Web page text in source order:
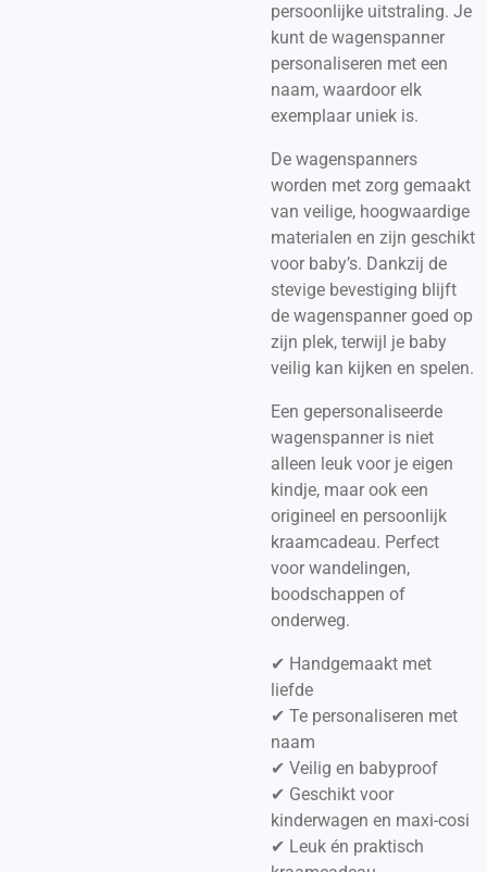
persoonlijke uitstraling. Je
kunt de wagenspanner
personaliseren met een
naam, waardoor elk
exemplaar uniek is.
De wagenspanners
worden met zorg gemaakt
van veilige, hoogwaardige
materialen en zijn geschikt
voor baby’s. Dankzij de
stevige bevestiging blijft
de wagenspanner goed op
zijn plek, terwijl je baby
veilig kan kijken en spelen.
Een gepersonaliseerde
wagenspanner is niet
alleen leuk voor je eigen
kindje, maar ook een
origineel en persoonlijk
kraamcadeau. Perfect
voor wandelingen,
boodschappen of
onderweg.
✔ Handgemaakt met
liefde
✔ Te personaliseren met
naam
✔ Veilig en babyproof
✔ Geschikt voor
kinderwagen en maxi-cosi
✔ Leuk én praktisch